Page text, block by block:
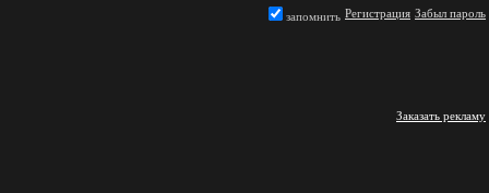
запомнить Регистрация Забыл пароль
Заказать рекламу